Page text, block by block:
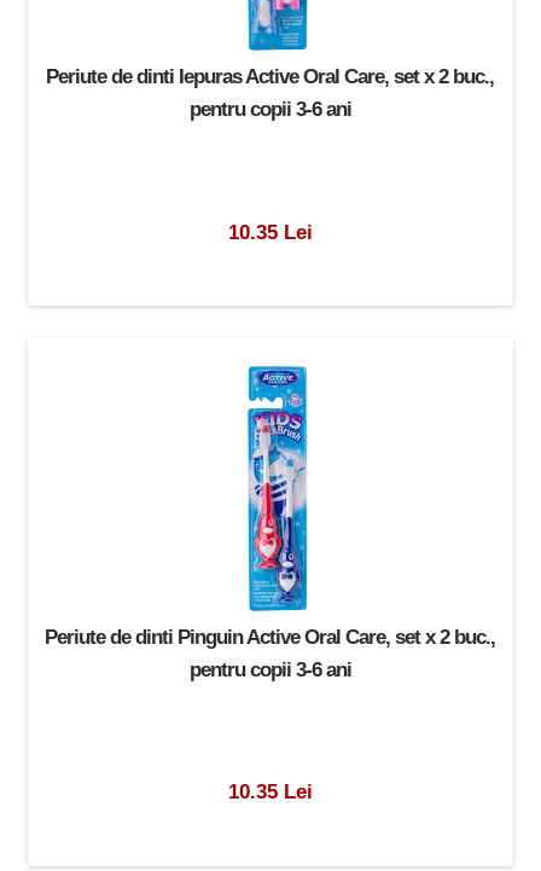
Periute de dinti Iepuras Active Oral Care, set x 2 buc.,
pentru copii 3-6 ani
10.35 Lei
Periute de dinti Pinguin Active Oral Care, set x 2 buc.,
pentru copii 3-6 ani
10.35 Lei